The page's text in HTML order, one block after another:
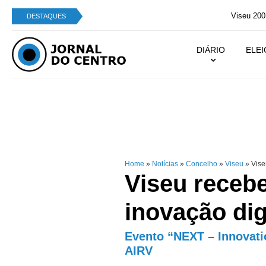
DESTAQUES Viseu 2001 extingue equipa sénior de futsal
DIÁRIO
Home » Notícias » Concelho » Viseu »
Viseu
inovação
Evento “NEXT –
AIRV